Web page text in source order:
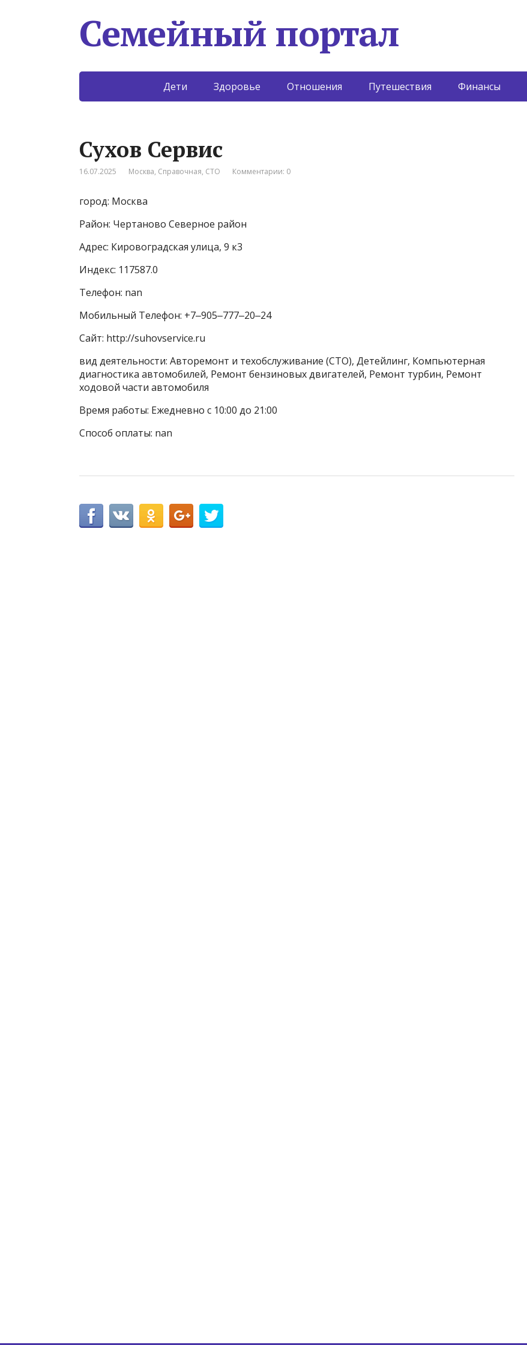
Семейный портал
Дети Здоровье Отношения Путешествия Финансы
Сухов Сервис
16.07.2025 Москва, Справочная, СТО Комментарии: 0
город: Москва
Район: Чертаново Северное район
Адрес: Кировоградская улица, 9 к3
Индекс: 117587.0
Телефон: nan
Мобильный Телефон: +7‒905‒777‒20‒24
Сайт: http://suhovservice.ru
вид деятельности: Авторемонт и техобслуживание (СТО), Детейлинг, Компьютерная
диагностика автомобилей, Ремонт бензиновых двигателей, Ремонт турбин, Ремонт
ходовой части автомобиля
Время работы: Ежедневно с 10:00 до 21:00
Способ оплаты: nan